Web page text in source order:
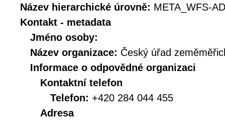
Název hierarchické úrovně: META_WFS-
Kontakt - metadata
Jméno osoby:
Název organizace: Český úřad
Informace o odpovědné organizaci
Kontaktní telefon
Telefon: +420 284 044 455
Adresa